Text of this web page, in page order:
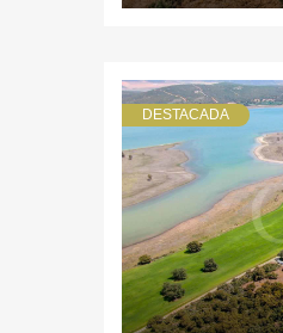
DESTACADA